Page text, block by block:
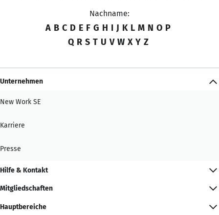
Nachname:
A B C D E F G H I J K L M N O P
Q R S T U V W X Y Z
Unternehmen
New Work SE
Karriere
Presse
Hilfe & Kontakt
Mitgliedschaften
Hauptbereiche